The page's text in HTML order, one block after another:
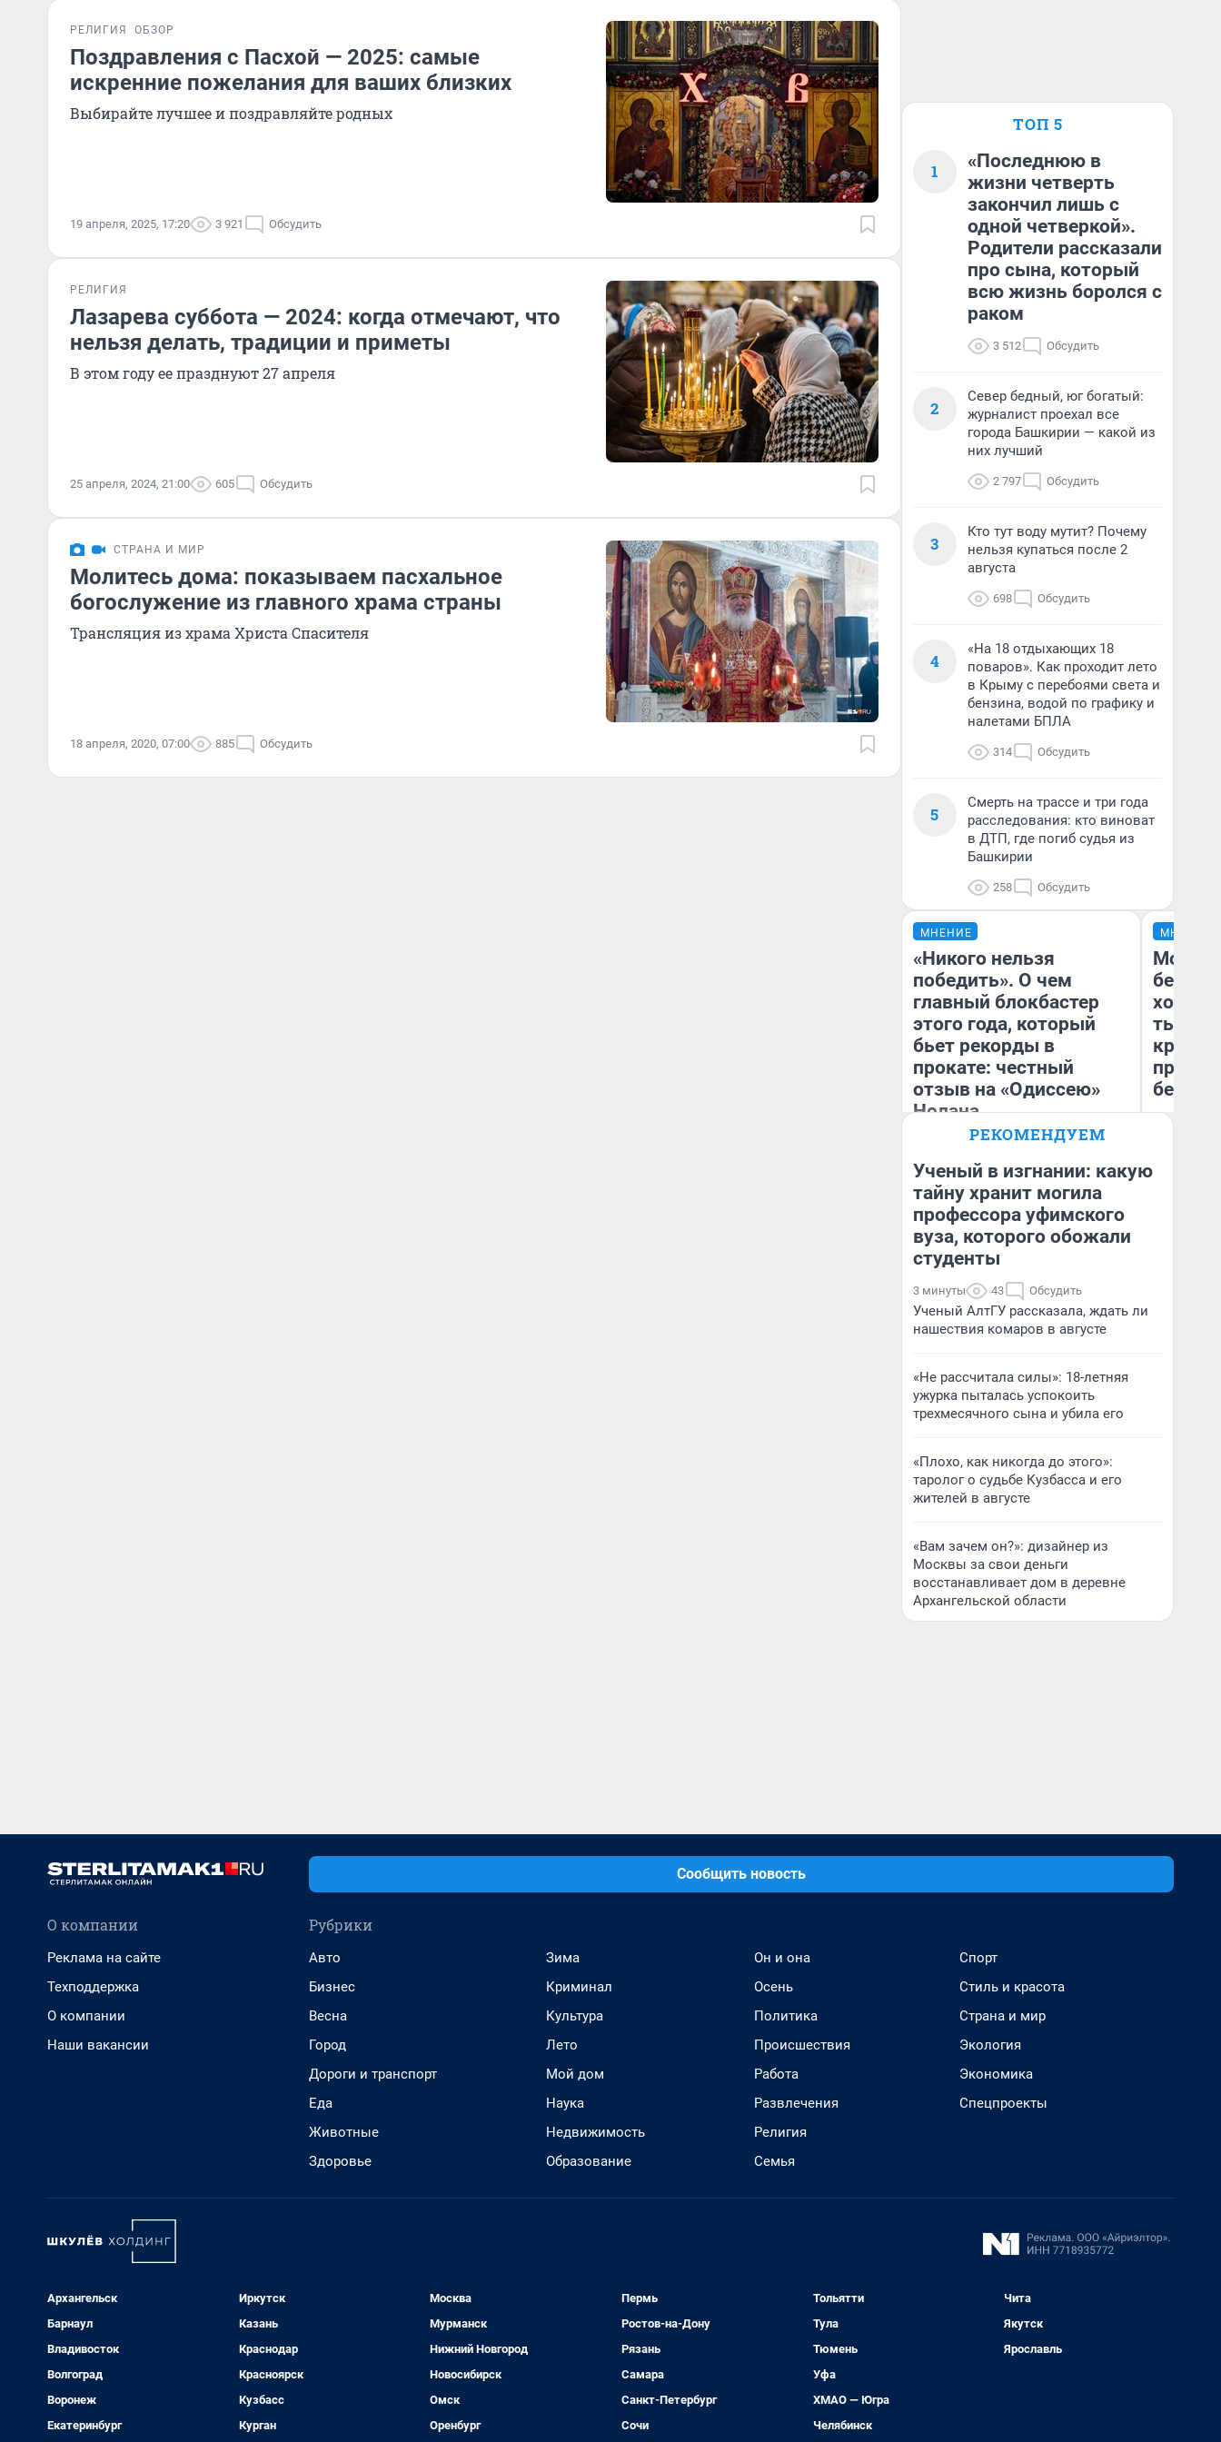
РЕЛИГИЯ ОБЗОР
Поздравления с Пасхой — 2025: самые
искренние пожелания для ваших близких
Выбирайте лучшее и поздравляйте родных
19 апреля, 2025, 17:20 3 921 Обсудить
РЕЛИГИЯ
Лазарева суббота — 2024: когда отмечают, что
нельзя делать, традиции и приметы
В этом году ее празднуют 27 апреля
25 апреля, 2024, 21:00 605 Обсудить
СТРАНА И МИР
Молитесь дома: показываем пасхальное
богослужение из главного храма страны
Трансляция из храма Христа Спасителя
18 апреля, 2020, 07:00 885 Обсудить
ТОП 5
1
«Последнюю в
жизни четверть
закончил лишь с
одной четверкой».
Родители рассказали
про сына, который
всю жизнь боролся с
раком
3 512 Обсудить
2
Север бедный, юг богатый:
журналист проехал все
города Башкирии — какой из
них лучший
2 797 Обсудить
3
Кто тут воду мутит? Почему
нельзя купаться после 2
августа
698 Обсудить
4
«На 18 отдыхающих 18
поваров». Как проходит лето
в Крыму с перебоями света и
бензина, водой по графику и
налетами БПЛА
314 Обсудить
5
Смерть на трассе и три года
расследования: кто виноват
в ДТП, где погиб судья из
Башкирии
258 Обсудить
МНЕНИЕ
«Никого нельзя
победить». О чем
главный блокбастер
этого года, который
бьет рекорды в
прокате: честный
отзыв на «Одиссею»
Нолана
Стас Соколов
МНЕНИЕ
Мой
хотела
тысяч,
РЕКОМЕНДУЕМ
Ученый в изгнании: какую
тайну хранит могила
профессора уфимского
вуза, которого обожали
студенты
3 минуты 43 Обсудить
Ученый АлтГУ рассказала, ждать ли
нашествия комаров в августе
«Не рассчитала силы»: 18-летняя
ужурка пыталась успокоить
трехмесячного сына и убила его
«Плохо, как никогда до этого»:
таролог о судьбе Кузбасса и его
жителей в августе
«Вам зачем он?»: дизайнер из
Москвы за свои деньги
восстанавливает дом в деревне
Архангельской области
Сообщить новость
О компании
Реклама на сайте
Техподдержка
О компании
Наши вакансии
Рубрики
Авто
Бизнес
Весна
Город
Дороги и транспорт
Еда
Животные
Здоровье
Зима
Криминал
Культура
Лето
Мой дом
Наука
Недвижимость
Образование
Он и она
Осень
Политика
Происшествия
Работа
Развлечения
Религия
Семья
Спорт
Стиль и красота
Страна и мир
Экология
Экономика
Спецпроекты
Архангельск
Барнаул
Владивосток
Волгоград
Воронеж
Екатеринбург
Иркутск
Казань
Краснодар
Красноярск
Кузбасс
Курган
Москва
Мурманск
Нижний Новгород
Новосибирск
Омск
Оренбург
Пермь
Ростов-на-Дону
Рязань
Самара
Санкт-Петербург
Сочи
Тольятти
Тула
Тюмень
Уфа
ХМАО — Югра
Челябинск
Чита
Якутск
Ярославль